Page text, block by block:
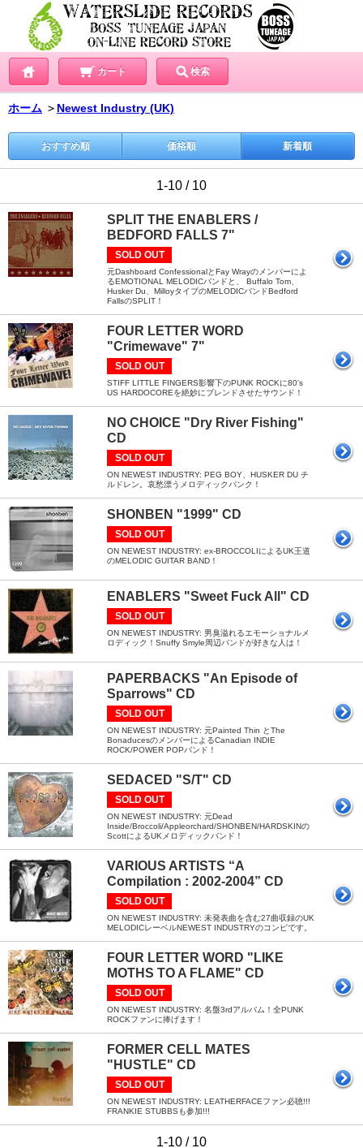
カート 検索
ホーム ＞ Newest Industry (UK)
おすすめ順 価格順 新着順
1-10 / 10
SPLIT THE ENABLERS /
BEDFORD FALLS 7"
SOLD OUT
元Dashboard ConfessionalとFay Wrayのメンバーによ
るEMOTIONAL MELODICバンドと、 Buffalo Tom、
Husker Du、MilloyタイプのMELODICバンドBedford
FallsのSPLIT！
FOUR LETTER WORD
"Crimewave" 7"
SOLD OUT
STIFF LITTLE FINGERS影響下のPUNK ROCKに80's
US HARDOCOREを絶妙にブレンドさせたサウンド！
NO CHOICE "Dry River Fishing"
CD
SOLD OUT
ON NEWEST INDUSTRY: PEG BOY、HUSKER DU チ
ルドレン。哀愁漂うメロディックパンク！
SHONBEN "1999" CD
SOLD OUT
ON NEWEST INDUSTRY: ex-BROCCOLIによるUK王道
のMELODIC GUITAR BAND！
ENABLERS "Sweet Fuck All" CD
SOLD OUT
ON NEWEST INDUSTRY: 男臭溢れるエモーショナルメ
ロディック！Snuffy Smyle周辺バンドが好きな人は！
PAPERBACKS "An Episode of
Sparrows" CD
SOLD OUT
ON NEWEST INDUSTRY: 元Painted Thin とThe
BonaducesのメンバーによるCanadian INDIE
ROCK/POWER POPバンド！
SEDACED "S/T" CD
SOLD OUT
ON NEWEST INDUSTRY: 元Dead
Inside/Broccoli/Appleorchard/SHONBEN/HARDSKINの
ScottによるUKメロディックバンド！
VARIOUS ARTISTS “A
Compilation : 2002-2004” CD
SOLD OUT
ON NEWEST INDUSTRY: 未発表曲を含む27曲収録のUK
MELODICレーベルNEWEST INDUSTRYのコンピです。
FOUR LETTER WORD "LIKE
MOTHS TO A FLAME" CD
SOLD OUT
ON NEWEST INDUSTRY: 名盤3rdアルバム！全PUNK
ROCKファンに捧げます！
FORMER CELL MATES
"HUSTLE" CD
SOLD OUT
ON NEWEST INDUSTRY: LEATHERFACEファン必聴!!!
FRANKIE STUBBSも参加!!!
1-10 / 10